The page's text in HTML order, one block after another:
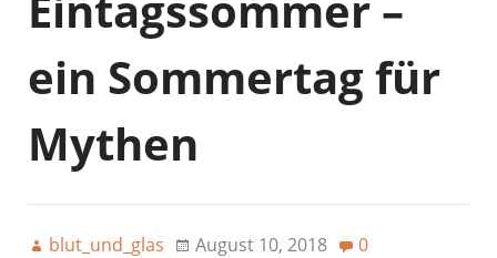
ein Sommertag für
Mythen
blut_und_glas August 10, 2018 0